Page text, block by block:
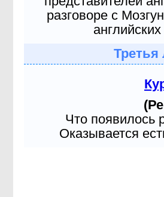
разговоре с
Третья
Что появилось
Оказывается